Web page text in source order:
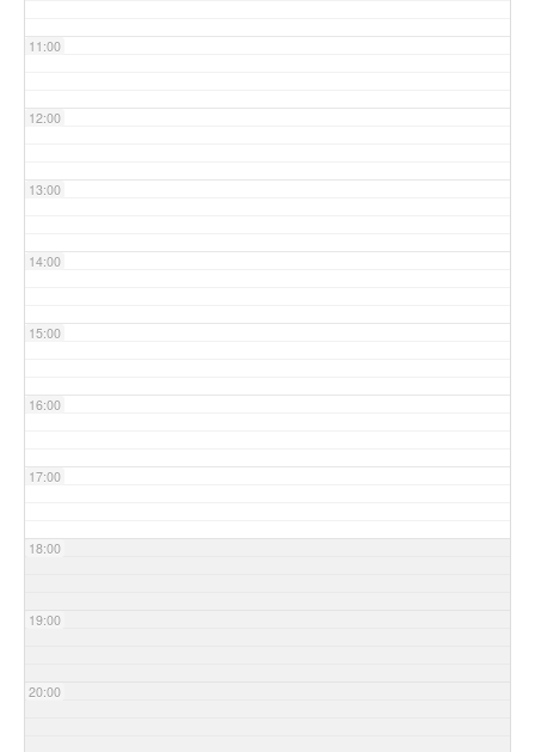
11:00
12:00
13:00
14:00
15:00
16:00
17:00
18:00
19:00
20:00